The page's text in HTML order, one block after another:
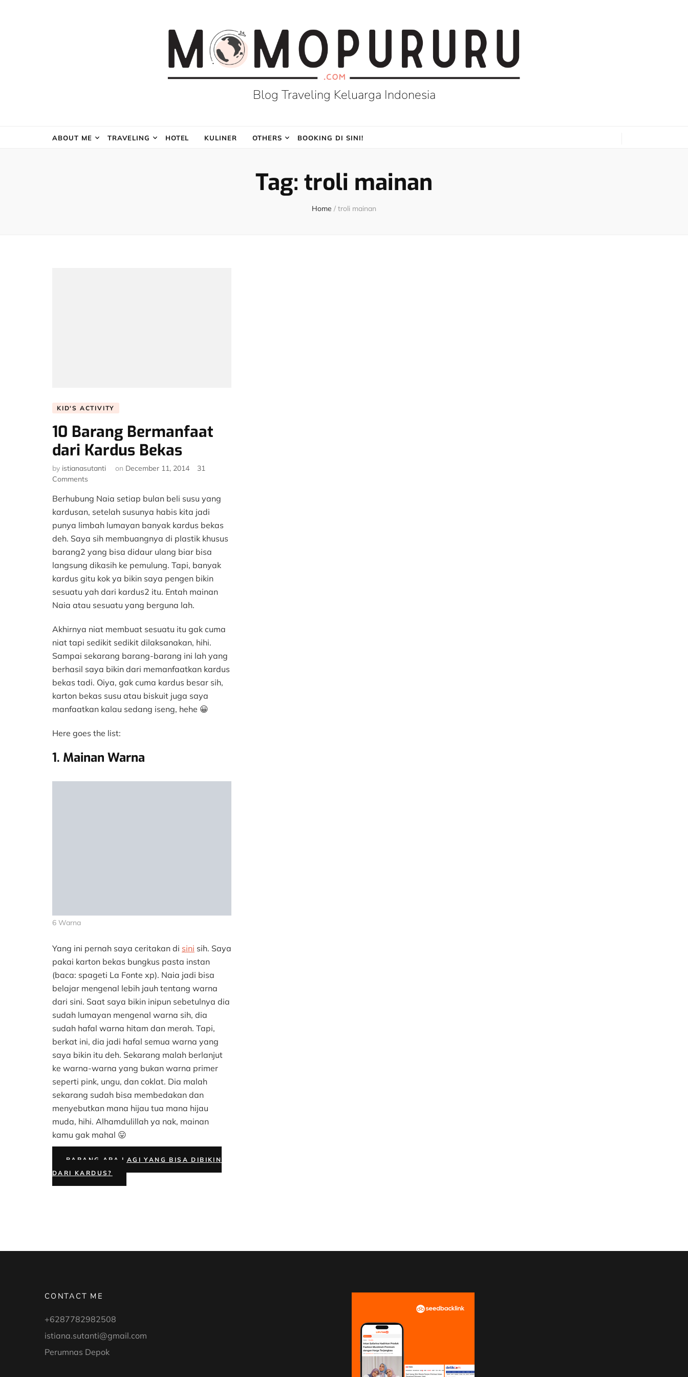
Blog Traveling Keluarga Indonesia
ABOUT ME TRAVELING HOTEL KULINER OTHERS BOOKING DI SINI!
Tag: troli mainan
Home / troli mainan
KID'S ACTIVITY
10 Barang Bermanfaat
dari Kardus Bekas
by istianasutanti on December 11, 2014
31
Comments
Barang
Bermanfaat
dari
Bekas
Berhubung Naia setiap bulan beli susu yang
kardusan, setelah susunya habis kita jadi
punya limbah lumayan banyak kardus bekas
deh. Saya sih membuangnya di plastik khusus
barang2 yang bisa didaur ulang biar bisa
langsung dikasih ke pemulung. Tapi, banyak
kardus gitu kok ya bikin saya pengen bikin
sesuatu yah dari kardus2 itu. Entah mainan
Naia atau sesuatu yang berguna lah.
Akhirnya niat membuat sesuatu itu gak cuma
niat tapi sedikit sedikit dilaksanakan, hihi.
Sampai sekarang barang-barang ini lah yang
berhasil saya bikin dari memanfaatkan kardus
bekas tadi. Oiya, gak cuma kardus besar sih,
karton bekas susu atau biskuit juga saya
manfaatkan kalau sedang iseng, hehe 😀
Here goes the list:
1. Mainan Warna
6 Warna
Yang ini pernah saya ceritakan di sini sih. Saya
pakai karton bekas bungkus pasta instan
(baca: spageti La Fonte xp). Naia jadi bisa
belajar mengenal lebih jauh tentang warna
dari sini. Saat saya bikin inipun sebetulnya dia
sudah lumayan mengenal warna sih, dia
sudah hafal warna hitam dan merah. Tapi,
berkat ini, dia jadi hafal semua warna yang
saya bikin itu deh. Sekarang malah berlanjut
ke warna-warna yang bukan warna primer
seperti pink, ungu, dan coklat. Dia malah
sekarang sudah bisa membedakan dan
menyebutkan mana hijau tua mana hijau
muda, hihi. Alhamdulillah ya nak, mainan
kamu gak mahal 😛
BARANG APA LAGI YANG BISA DIBIKIN
DARI KARDUS?
CONTACT ME
+6287782982508
istiana.sutanti@gmail.com
Perumnas Depok